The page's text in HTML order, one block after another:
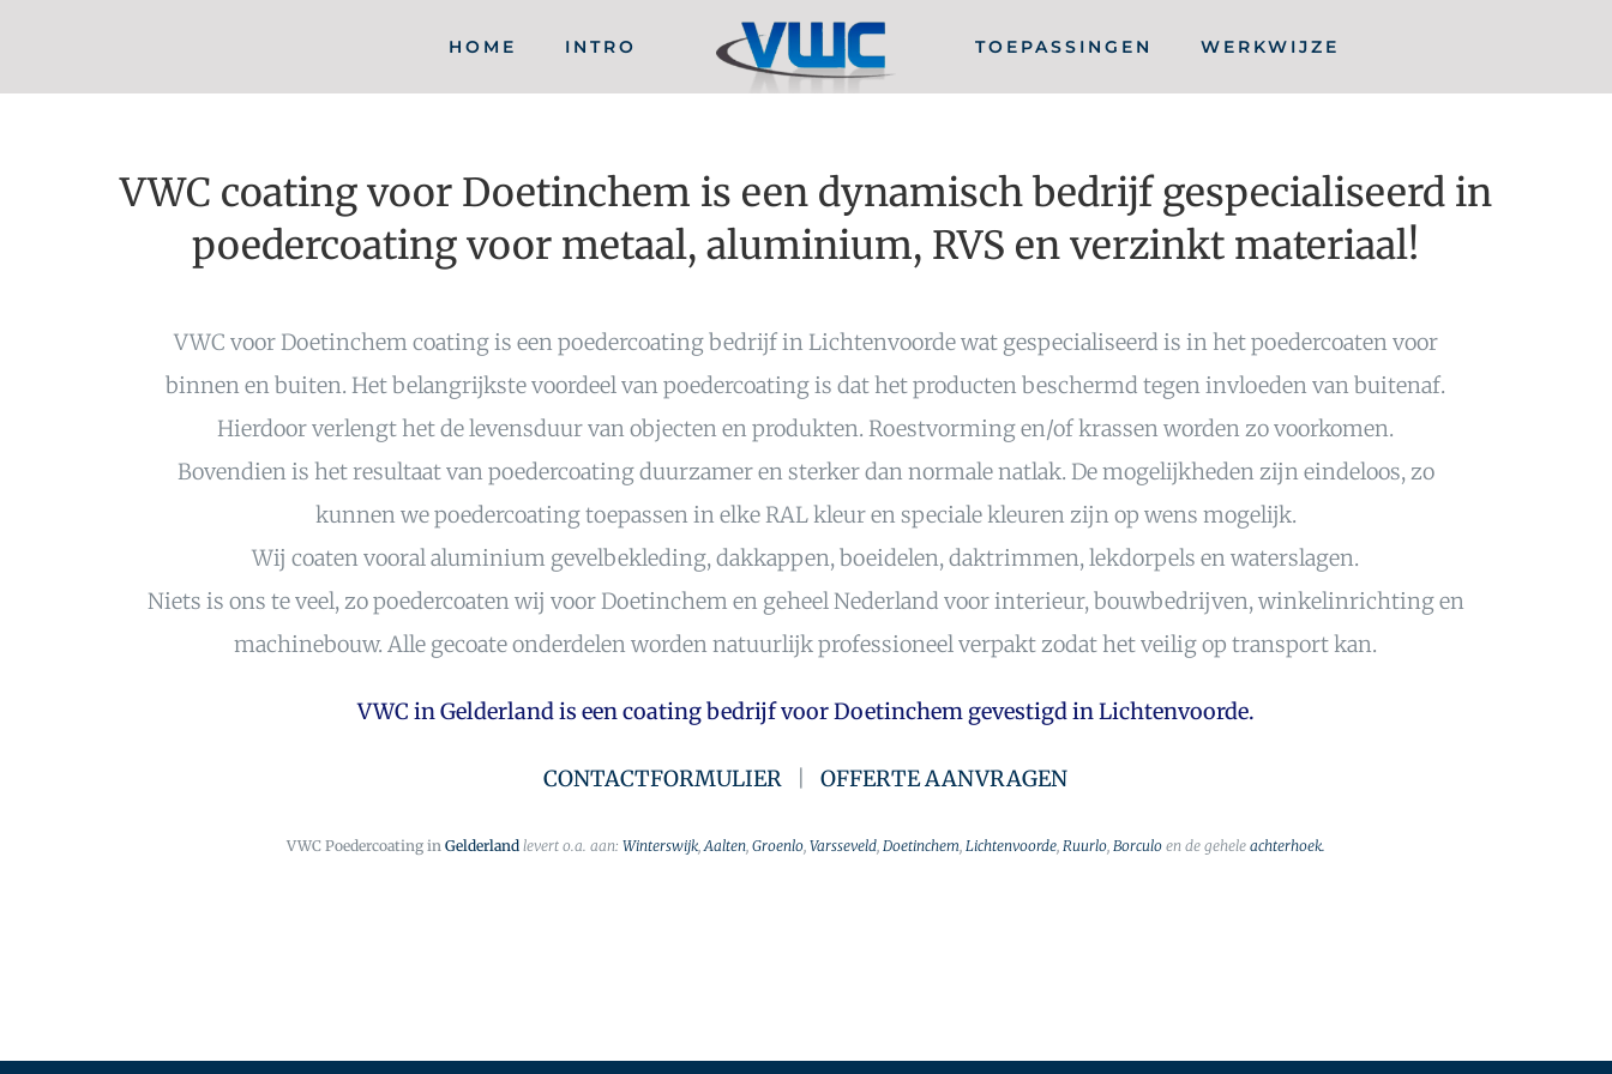
HOME INTRO TOEPASSINGEN WERKWIJZE
VWC coating voor Doetinchem is een dynamisch bedrijf gespecialiseerd in
poedercoating voor metaal, aluminium, RVS en verzinkt materiaal!
VWC voor Doetinchem coating is een poedercoating bedrijf in Lichtenvoorde wat gespecialiseerd is in het poedercoaten voor
binnen en buiten. Het belangrijkste voordeel van poedercoating is dat het producten beschermd tegen invloeden van buitenaf.
Hierdoor verlengt het de levensduur van objecten en produkten. Roestvorming en/of krassen worden zo voorkomen.
Bovendien is het resultaat van poedercoating duurzamer en sterker dan normale natlak. De mogelijkheden zijn eindeloos, zo
kunnen we poedercoating toepassen in elke RAL kleur en speciale kleuren zijn op wens mogelijk.
Wij coaten vooral aluminium gevelbekleding, dakkappen, boeidelen, daktrimmen, lekdorpels en waterslagen.
Niets is ons te veel, zo poedercoaten wij voor Doetinchem en geheel Nederland voor interieur, bouwbedrijven, winkelinrichting en
machinebouw. Alle gecoate onderdelen worden natuurlijk professioneel verpakt zodat het veilig op transport kan.
VWC in Gelderland is een coating bedrijf voor Doetinchem gevestigd in Lichtenvoorde.
CONTACTFORMULIER |OFFERTE AANVRAGEN
VWC Poedercoating in Gelderland levert o.a. aan: Winterswijk,Aalten, Groenlo, Varsseveld, Doetinchem, Lichtenvoorde, Ruurlo, Borculoen de geheleachterhoek.